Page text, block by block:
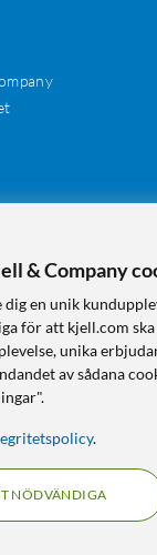
OCH
& Company
en unik
för att kjell.com
unika
av sådana
.
NÖDVÄNDIGA